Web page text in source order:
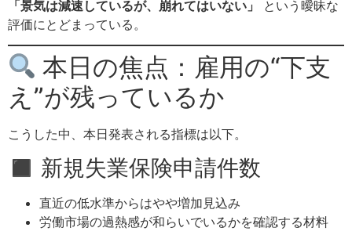
「景気は減速しているが、崩れてはいない」
という曖昧な
評価にとどまっている。
本日の焦点：雇用の“下支
え”が残っているか
こうした中、本日発表される指標は以下。
◼ 新規失業保険申請件数
直近の低水準からはやや増加見込み
労働市場の過熱感が和らいでいるかを確認する材料